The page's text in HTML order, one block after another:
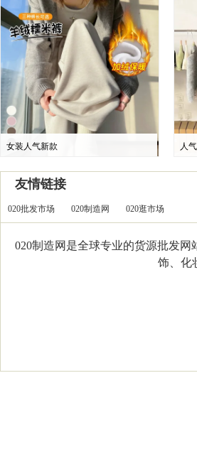
女装人气新款 人
友情链接
020批发市场 020制造网 020逛市场
020制造网是全球专业的货源批发
饰、化